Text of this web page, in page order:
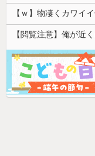
【ｗ】物凄くカワイ
【閲覧注意】俺が近